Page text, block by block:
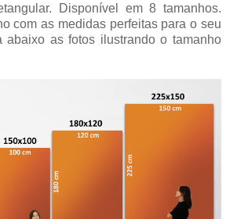
Disponível em 8 tamanhos.
com as medidas perfeitas para o seu
abaixo as fotos ilustrando o tamanho